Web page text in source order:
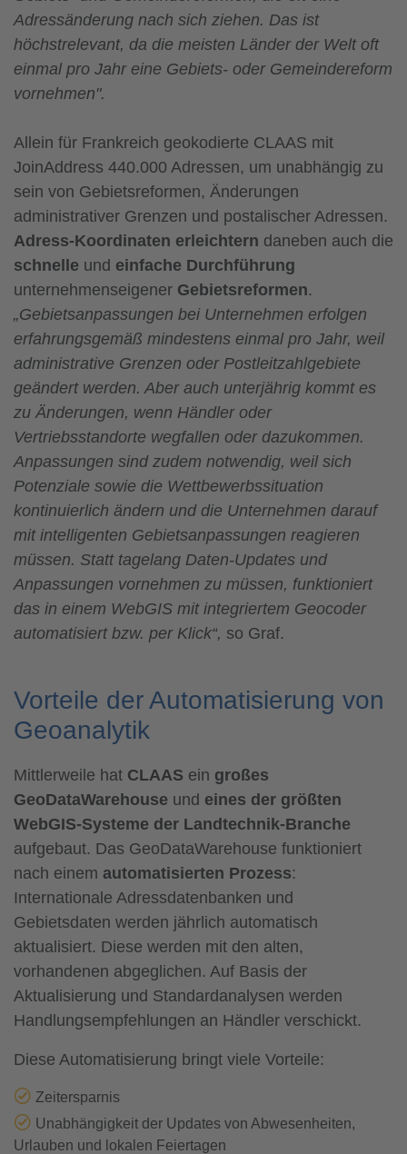
Adressänderung nach sich ziehen. Das ist
höchstrelevant, da die meisten Länder der Welt oft
einmal pro Jahr eine Gebiets- oder Gemeindereform
vornehmen".
Allein für Frankreich geokodierte CLAAS mit
JoinAddress 440.000 Adressen, um unabhängig zu
sein von Gebietsreformen, Änderungen
administrativer Grenzen und postalischer Adressen.
Adress-Koordinaten erleichtern daneben auch die
schnelle und einfache Durchführung
unternehmenseigener Gebietsreformen.
„Gebietsanpassungen bei Unternehmen erfolgen
erfahrungsgemäß mindestens einmal pro Jahr, weil
administrative Grenzen oder Postleitzahlgebiete
geändert werden. Aber auch unterjährig kommt es
zu Änderungen, wenn Händler oder
Vertriebsstandorte wegfallen oder dazukommen.
Anpassungen sind zudem notwendig, weil sich
Potenziale sowie die Wettbewerbssituation
kontinuierlich ändern und die Unternehmen darauf
mit intelligenten Gebietsanpassungen reagieren
müssen. Statt tagelang Daten-Updates und
Anpassungen vornehmen zu müssen, funktioniert
das in einem WebGIS mit integriertem Geocoder
automatisiert bzw. per Klick“, so Graf.
Vorteile der Automatisierung von
Geoanalytik
Mittlerweile hat CLAAS ein großes
GeoDataWarehouse und eines der größten
WebGIS-Systeme der Landtechnik-Branche
aufgebaut. Das GeoDataWarehouse funktioniert
nach einem automatisierten Prozess:
Internationale Adressdatenbanken und
Gebietsdaten werden jährlich automatisch
aktualisiert. Diese werden mit den alten,
vorhandenen abgeglichen. Auf Basis der
Aktualisierung und Standardanalysen werden
Handlungsempfehlungen an Händler verschickt.
Diese Automatisierung bringt viele Vorteile:
Zeitersparnis
Unabhängigkeit der Updates von Abwesenheiten,
Urlauben und lokalen Feiertagen